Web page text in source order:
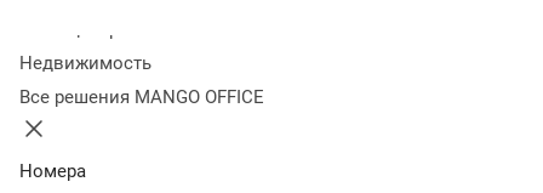
Недвижимость
Все решения MANGO OFFICE
Номера
Новости05 авг
MANGO OFFICE и МираЛоджик анонсировали
Новости